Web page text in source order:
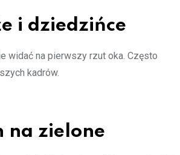
i dziedzińce
widać na pierwszy rzut oka. Często
kadrów.
na zielone